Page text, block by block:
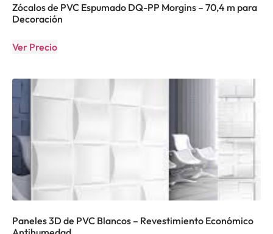
Zócalos de PVC Espumado DQ-PP Morgins – 70,4 m para
Decoración
Ver Precio
Paneles 3D de PVC Blancos – Revestimiento Económico